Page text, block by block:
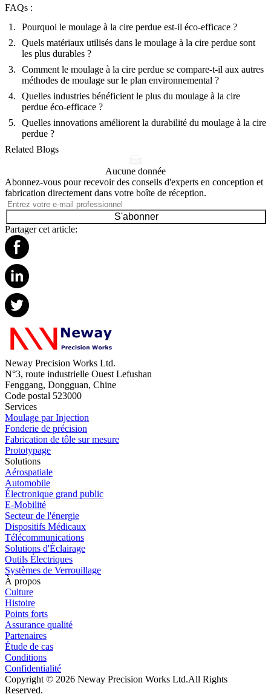
FAQs :
Pourquoi le moulage à la cire perdue est-il éco-efficace ?
Quels matériaux utilisés dans le moulage à la cire perdue sont
les plus durables ?
Comment le moulage à la cire perdue se compare-t-il aux autres
méthodes de moulage sur le plan environnemental ?
Quelles industries bénéficient le plus du moulage à la cire
perdue éco-efficace ?
Quelles innovations améliorent la durabilité du moulage à la cire
perdue ?
Related Blogs
Aucune donnée
Abonnez-vous pour recevoir des conseils d'experts en conception et
fabrication directement dans votre boîte de réception.
S'abonner
Partager cet article:
Neway Precision Works Ltd.
N°3, route industrielle Ouest Lefushan
Fenggang, Dongguan, Chine
Code postal 523000
Services
Moulage par Injection
Fonderie de précision
Fabrication de tôle sur mesure
Prototypage
Solutions
Aérospatiale
Automobile
Électronique grand public
E-Mobilité
Secteur de l'énergie
Dispositifs Médicaux
Télécommunications
Solutions d'Éclairage
Outils Électriques
Systèmes de Verrouillage
À propos
Culture
Histoire
Points forts
Assurance qualité
Partenaires
Étude de cas
Conditions
Confidentialité
Copyright © 2026 Neway Precision Works Ltd.All Rights
Reserved.